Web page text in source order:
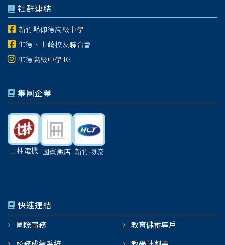
社群連結
新竹縣仰德高級中學
仰德、山崎校友聯合會
仰德高級中學 IG
集團企業
士林電機 國賓飯店 新竹物流
快速連結
國際事務
教育儲蓄專戶